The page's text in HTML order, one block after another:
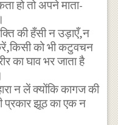
हो तो अपने माता-
की हँसी न उड़ाएँ,न
को भी कटुवचन
का घाव भर जाता है
न लें क्योंकि कागज की
प्रकार झूठ का एक न